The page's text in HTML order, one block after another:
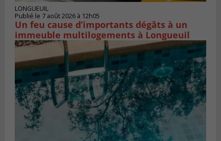
LONGUEUIL
Publié le 7 août 2026 à 12h05
Un feu cause d’importants dégâts à un
immeuble multilogements à Longueuil